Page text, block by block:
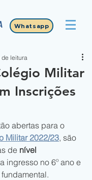
Whatsapp
Militar
Inscrições
de leitura
abertas para o
Militar 2022/23, são
de nível
ingresso no 6º ano e